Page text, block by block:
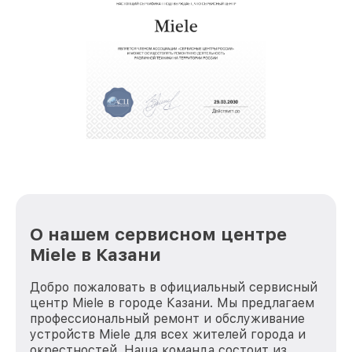
обеспечат доставку устройств в сервис в
За годы своей деятельности мы получали только
репутацию. Мы постоянно совершенствуемся и
стараемся каждый день делать наш сервис еще
О нашем сервисном центре
Miele в Казани
Добро пожаловать в официальный сервисный
центр Miele в городе Казани. Мы предлагаем
профессиональный ремонт и обслуживание
устройств Miele для всех жителей города и